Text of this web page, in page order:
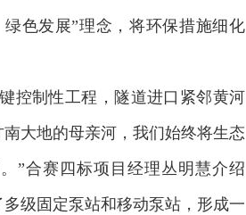
色发展”理念，将环保措施细化
控制性工程，隧道进口紧邻黄河
大地的母亲河，我们始终将生态
”合赛四标项目经理丛明慧介绍
级固定泵站和移动泵站，形成一